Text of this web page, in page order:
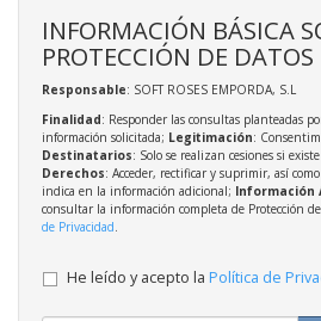
INFORMACIÓN BÁSICA
PROTECCIÓN DE DATOS
Responsable: SOFT ROSES EMPORDA, S.L
Finalidad: Responder las consultas planteadas
información solicitada; Legitimación:
Destinatarios: Solo se realizan cesiones si
Derechos: Acceder, rectificar y suprimir, así
indica en la información adicional; Información
consultar la información completa de Protección
de Privacidad
He leído y acepto la Política de